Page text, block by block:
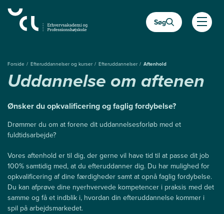
hovedindhold
Søg
Åben
Forside Efteruddannelser og kurser Efteruddannelser Aftenhold
Uddannelse om aftenen
Ønsker du opkvalificering og faglig fordybelse?
Drømmer du om at forene dit uddannelsesforløb med et
fuldtidsarbejde?
Vores aftenhold er til dig, der gerne vil have tid til at passe dit job
100% samtidig med, at du efteruddanner dig. Du har mulighed for
opkvalificering af dine færdigheder samt at opnå faglig fordybelse.
Du kan afprøve dine nyerhvervede kompetencer i praksis med det
samme og få et indblik i, hvordan din efteruddannelse kommer i
spil på arbejdsmarkedet.